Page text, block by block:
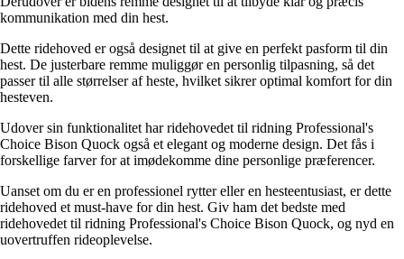
kommunikation med din hest.
Dette ridehoved er også designet til at give en perfekt pasform til din
hest. De justerbare remme muliggør en personlig tilpasning, så det
passer til alle størrelser af heste, hvilket sikrer optimal komfort for din
hesteven.
Udover sin funktionalitet har ridehovedet til ridning Professional's
Choice Bison Quock også et elegant og moderne design. Det fås i
forskellige farver for at imødekomme dine personlige præferencer.
Uanset om du er en professionel rytter eller en hesteentusiast, er dette
ridehoved et must-have for din hest. Giv ham det bedste med
ridehovedet til ridning Professional's Choice Bison Quock, og nyd en
uovertruffen rideoplevelse.